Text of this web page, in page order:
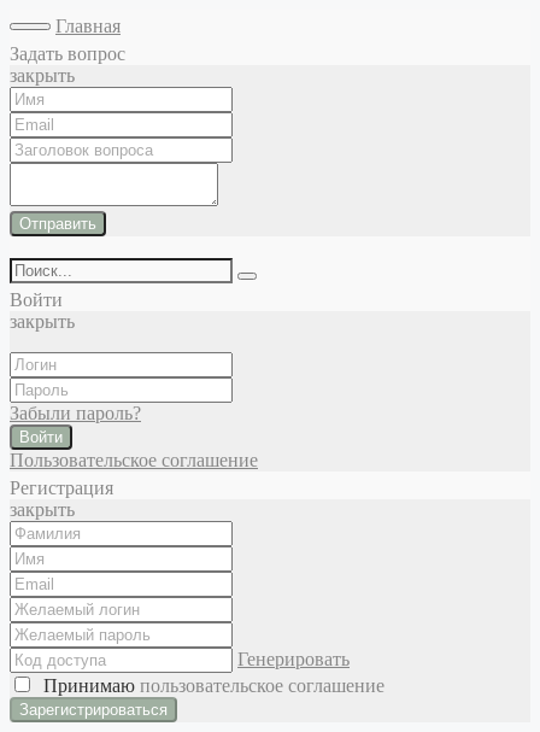
Главная
Задать вопрос
закрыть
Отправить
Войти
закрыть
Забыли пароль?
Войти
Пользовательское соглашение
Регистрация
закрыть
Генерировать
Принимаю пользовательское соглашение